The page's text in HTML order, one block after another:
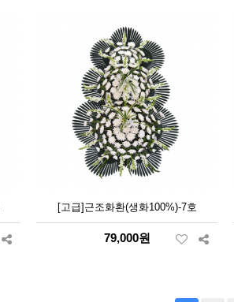
[고급]근조화환(생화100%)-7호
79,000원